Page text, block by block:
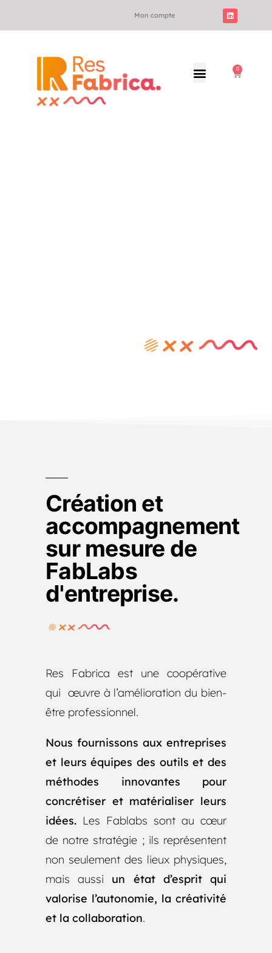
Mon compte
0
Création et
accompagnement
sur mesure de
FabLabs
d'entreprise.
Res Fabrica est une coopérative
qui œuvre à l’amélioration du bien-
être professionnel.
Nous fournissons aux entreprises
et leurs équipes des outils et des
méthodes innovantes pour
concrétiser et matérialiser leurs
idées. Les Fablabs sont au cœur
de notre stratégie ; ils représentent
non seulement des lieux physiques,
mais aussi
un état d’esprit qui
valorise l’autonomie, la créativité
et la collaboration.